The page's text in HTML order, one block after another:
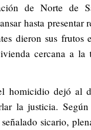
de Norte de
hasta presentar
dieron sus
cercana a la
homicidio dejó al
la justicia.
sicario,